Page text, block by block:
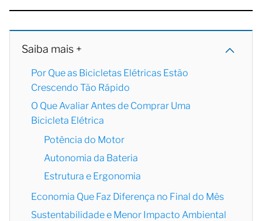
Saiba mais +
Por Que as Bicicletas Elétricas Estão
Crescendo Tão Rápido
O Que Avaliar Antes de Comprar Uma
Bicicleta Elétrica
Potência do Motor
Autonomia da Bateria
Estrutura e Ergonomia
Economia Que Faz Diferença no Final do Mês
Sustentabilidade e Menor Impacto Ambiental